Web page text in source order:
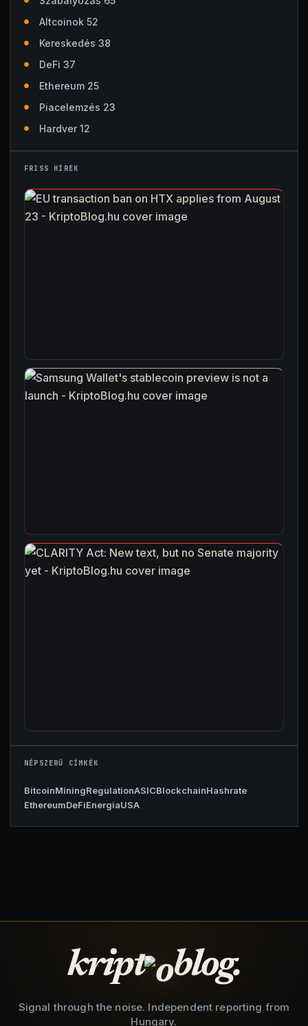
Altcoinok 52
Kereskedés 38
DeFi 37
Ethereum 25
Piacelemzés 23
Hardver 12
FRISS HÍREK
NÉPSZERŰ CÍMKÉK
BitcoinMiningRegulationASICBlockchainHashrate
EthereumDeFiEnergiaUSA
kript blog.
Signal through the noise. Independent reporting from
Hungary.